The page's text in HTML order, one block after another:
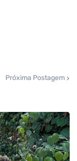
Próxima Postagem